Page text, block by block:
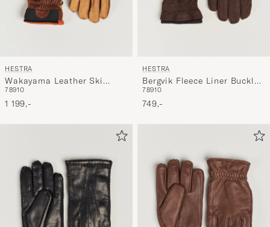
HESTRA
Wakayama Leather Ski
Glove Cognac/Brown
78910
1 199,-
HESTRA
Bergvik Fleece Liner Buckle
Nubuck Glove Espresso
78910
749,-